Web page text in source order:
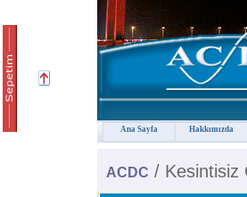
ACDC / Kesintisiz
Ana Sayfa Hakkımızda